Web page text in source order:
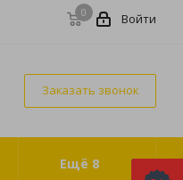
0 Войти
Заказать звонок
Ещё 8